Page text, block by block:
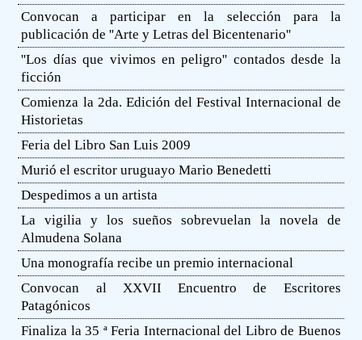
Convocan a participar en la selección para la
publicación de ''Arte y Letras del Bicentenario''
''Los días que vivimos en peligro'' contados desde la
ficción
Comienza la 2da. Edición del Festival Internacional de
Historietas
Feria del Libro San Luis 2009
Murió el escritor uruguayo Mario Benedetti
Despedimos a un artista
La vigilia y los sueños sobrevuelan la novela de
Almudena Solana
Una monografía recibe un premio internacional
Convocan al XXVII Encuentro de Escritores
Patagónicos
Finaliza la 35 ª Feria Internacional del Libro de Buenos